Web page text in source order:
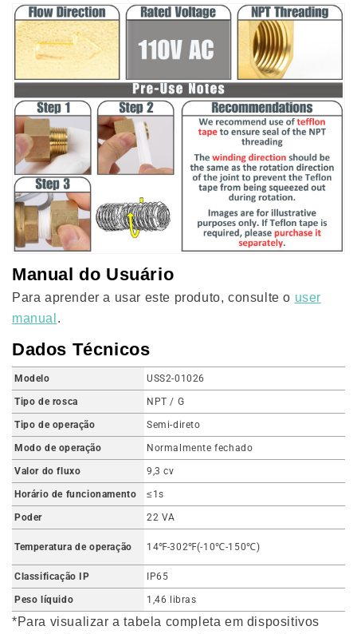
Manual do Usuário
Para aprender a usar este produto, consulte o user
manual .
Dados Técnicos
Modelo USS2-01026
Tipo de rosca NPT / G
Tipo de operação Semi-direto
Modo de operação Normalmente fechado
Valor do fluxo 9,3 cv
Horário de funcionamento ≤1s
Poder 22 VA
Temperatura de operação 14℉-302℉(-10℃-150℃)
Classificação IP IP65
Peso líquido 1,46 libras
*Para visualizar a tabela completa em dispositivos